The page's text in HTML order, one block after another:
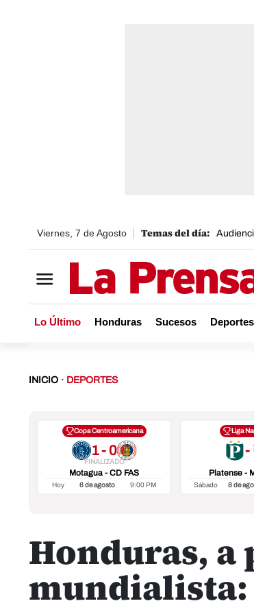
Viernes, 7 de Agosto
Lo Último Honduras Sucesos Deportes
INICIO · DEPORTES
Copa Centroamericana
1 - 0
FINALIZADO
Motagua - CD FAS
Hoy 6 de agosto 9:00 PM
Liga
-
Platense -
Sábado 8 de
Honduras, a
mundialista: